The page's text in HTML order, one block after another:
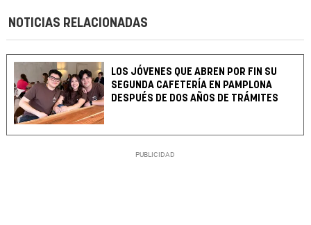
NOTICIAS RELACIONADAS
LOS JÓVENES QUE ABREN POR FIN SU
SEGUNDA CAFETERÍA EN PAMPLONA
DESPUÉS DE DOS AÑOS DE TRÁMITES